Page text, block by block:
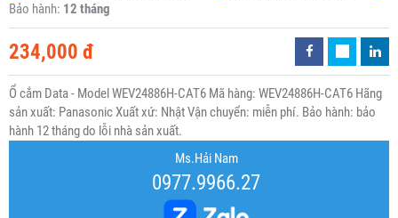
Bảo hành: 12 tháng
234,000 đ
Ổ cắm Data - Model WEV24886H-CAT6 Mã hàng: WEV24886H-CAT6 Hãng
sản xuất: Panasonic Xuất xứ: Nhật Vận chuyển: miễn phí. Bảo hành: bảo
hành 12 tháng do lỗi nhà sản xuất.
Ms.Hải Nam
0977.9966.27